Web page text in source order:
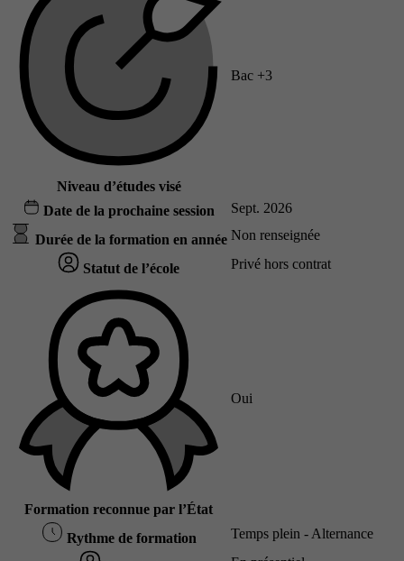
Niveau d’études visé
Bac +3
Date de la prochaine session Sept. 2026
Durée de la formation en année Non renseignée
Statut de l’école Privé hors contrat
Formation reconnue par l’État
Oui
Rythme de formation Temps plein - Alternance